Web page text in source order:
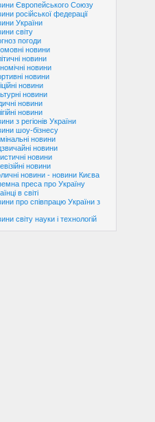
Європейського Союзу
російської федерації
України
світу
погоди
новини
новини
новини
новини
новини
новини
новини
новини
з регіонів України
шоу-бізнесу
новини
новини
новини
новини
новини - новини Києва
преса про Україну
в світі
про співпрацю України з
світу науки і технологій